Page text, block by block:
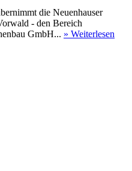
die Neuenhauser
- den Bereich
GmbH... » Weiterlesen